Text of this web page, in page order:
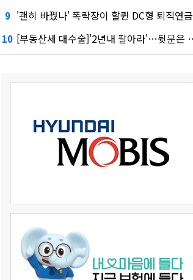
9 '괜히 바꿨나' 폭락장이 할퀸 DC형 퇴직연금…전문가 조언은
10 [부동산세 대수술]'2년내 팔아라'…뒷문은 열었다